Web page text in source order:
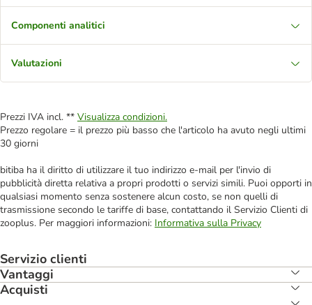
Componenti analitici
Valutazioni
Prezzi IVA incl. ** Visualizza condizioni.
Prezzo regolare = il prezzo più basso che l'articolo ha avuto negli ultimi
30 giorni
bitiba ha il diritto di utilizzare il tuo indirizzo e-mail per l'invio di
pubblicità diretta relativa a propri prodotti o servizi simili. Puoi opporti in
qualsiasi momento senza sostenere alcun costo, se non quelli di
trasmissione secondo le tariffe di base, contattando il Servizio Clienti di
zooplus. Per maggiori informazioni: Informativa sulla Privacy
Servizio clienti
Vantaggi
Acquisti